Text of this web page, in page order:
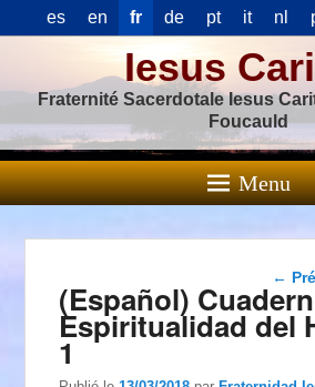
es en fr de pt it nl
Iesus
Fraternité Sacerdotale Iesus
Foucauld
Menu
←
(Español)
Espiritualidad del
1